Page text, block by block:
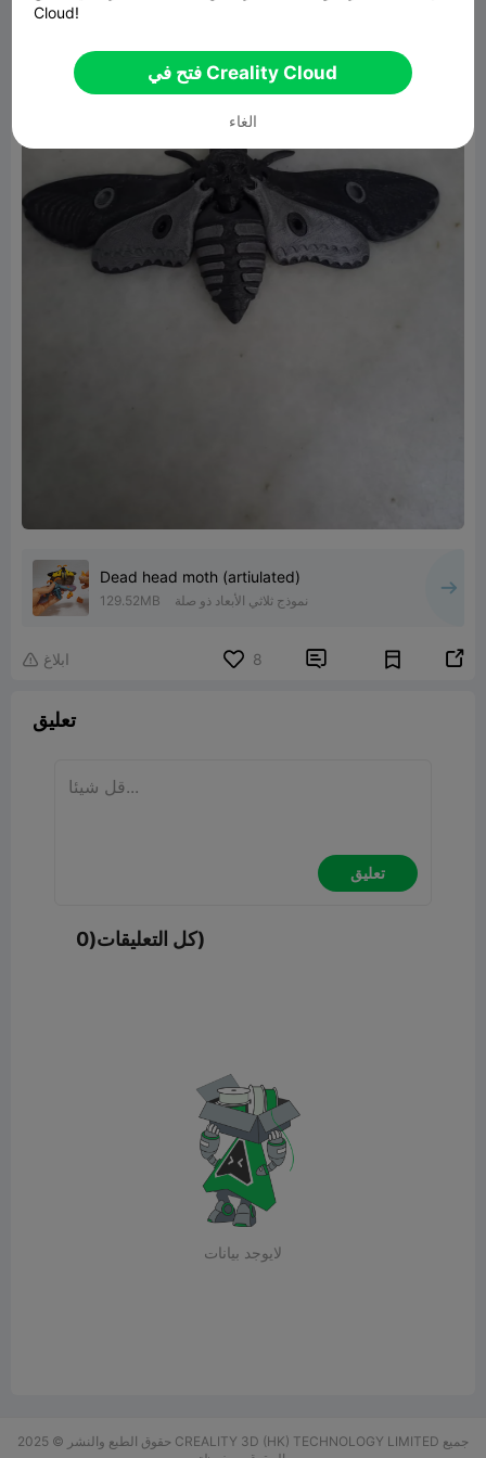
Dead head moth (artiulated)
129.52MB نموذج ثلاثي الأبعاد ذو صلة
 ابلاغ 8  
تعليق
تعليق
كل التعليقات(0)
لايوجد بيانات
حقوق الطبع والنشر © 2025 CREALITY 3D (HK) TECHNOLOGY LIMITED جميع
Cloud!
فتح في Creality Cloud
الغاء